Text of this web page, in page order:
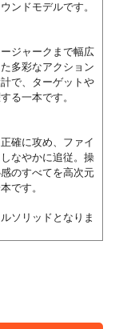
ンドモデルです。
ジャークまで幅広
多彩なアクション
で、ターゲットや
る一本です。
確に攻め、ファイ
なやかに追従。操
のすべてを高次元
です。
ソリッドとなりま